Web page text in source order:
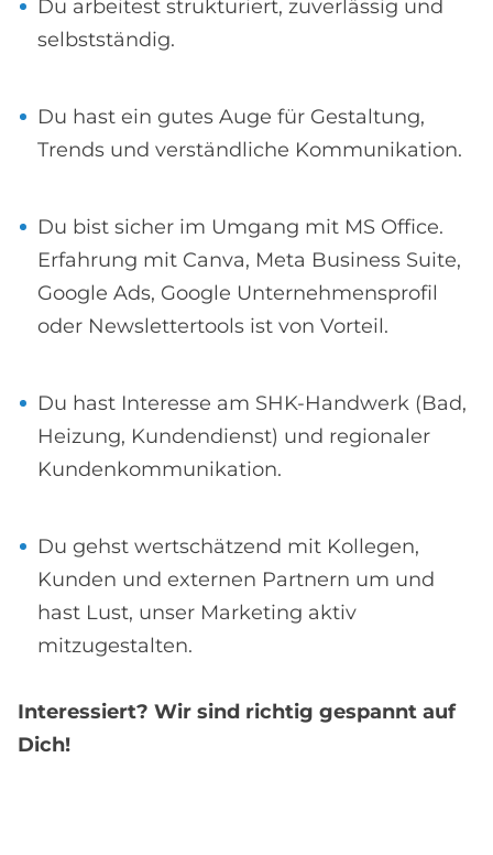
Du arbeitest strukturiert, zuverlässig und
selbstständig.
Du hast ein gutes Auge für Gestaltung,
Trends und verständliche Kommunikation.
Du bist sicher im Umgang mit MS Office.
Erfahrung mit Canva, Meta Business Suite,
Google Ads, Google Unternehmensprofil
oder Newslettertools ist von Vorteil.
Du hast Interesse am SHK-Handwerk (Bad,
Heizung, Kundendienst) und regionaler
Kundenkommunikation.
Du gehst wertschätzend mit Kollegen,
Kunden und externen Partnern um und
hast Lust, unser Marketing aktiv
mitzugestalten.
Interessiert? Wir sind richtig gespannt auf
Dich!